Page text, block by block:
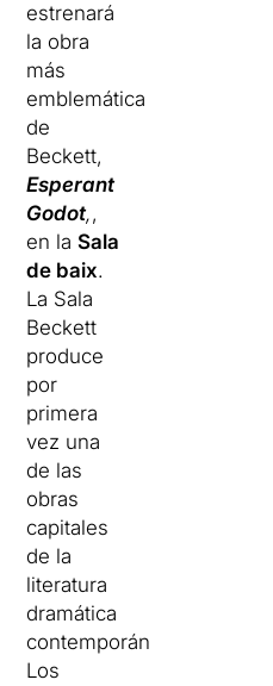
estrenará
la obra
más
emblemática
de
Beckett,
Esperant
Godot,,
en laSala
de baix.
La Sala
Beckett
produce
por
primera
vez una
de las
obras
capitales
de la
literatura
dramática
contemporánea.
Los